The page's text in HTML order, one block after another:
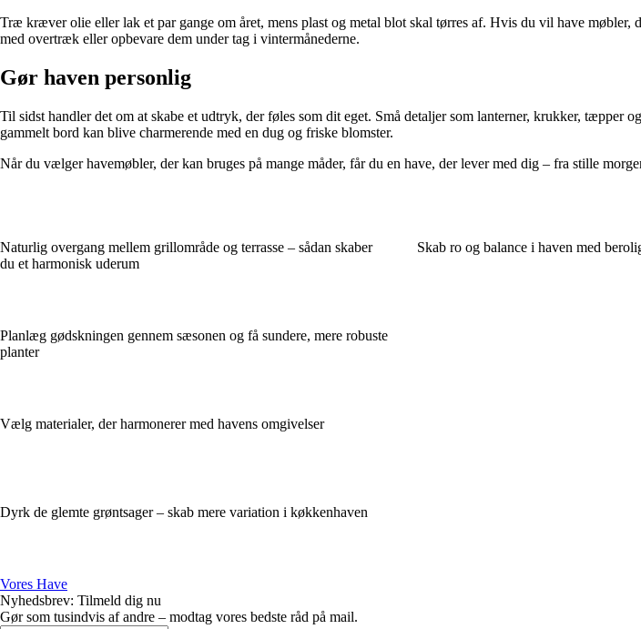
Træ kræver olie eller lak et par gange om året, mens plast og metal blot skal tørres af. Hvis du vil have
med overtræk eller opbevare dem under tag i vintermånederne.
Gør haven personlig
Til sidst handler det om at skabe et udtryk, der føles som dit eget. Små detaljer som lanterner, krukker,
gammelt bord kan blive charmerende med en dug og friske blomster.
Når du vælger havemøbler, der kan bruges på mange måder, får du en have, der lever med dig – fra stille
Naturlig overgang mellem grillområde og terrasse – sådan skaber
du et harmonisk uderum
Planlæg gødskningen gennem sæsonen og få sundere, mere robuste
planter
Vælg materialer, der harmonerer med havens omgivelser
Dyrk de glemte grøntsager – skab mere variation i køkkenhaven
Skab ro og balance i haven med
Vores Have
Nyhedsbrev: Tilmeld dig nu
Gør som tusindvis af andre – modtag vores bedste råd på mail.